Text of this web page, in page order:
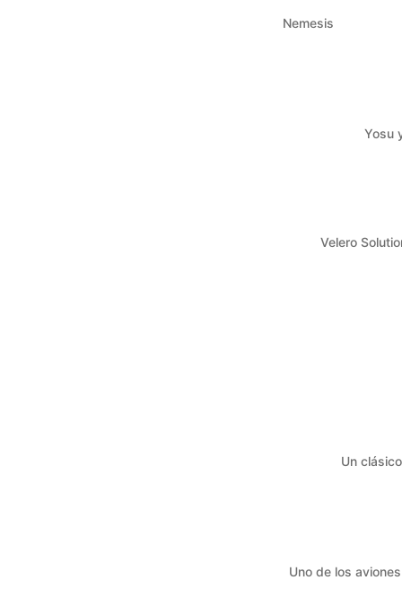
Nemesis
Yosu
Velero
Un
Uno de los